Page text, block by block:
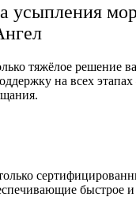
усыпления
тяжёлое решение
на всех
быстрое и